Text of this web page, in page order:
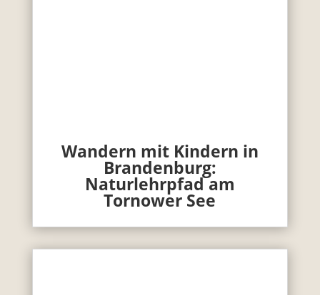
Wandern mit Kindern in
Brandenburg:
Naturlehrpfad am
Tornower See